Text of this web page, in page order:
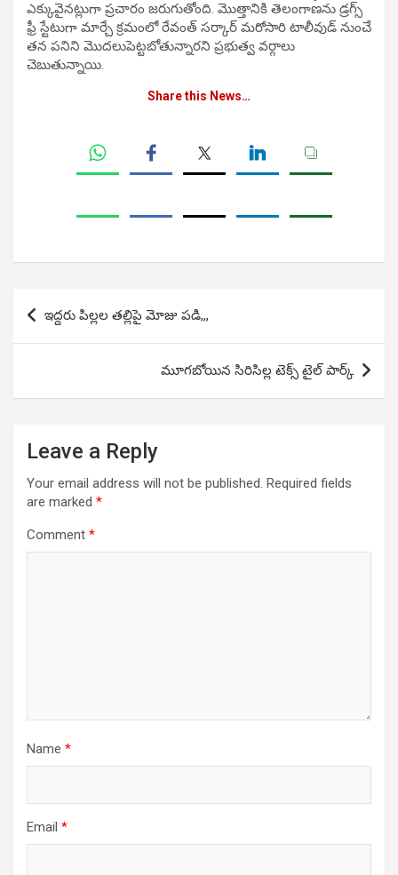
ఎక్కువైనట్లుగా ప్రచారం జరుగుతోంది. మొత్తానికి తెలంగాణను డ్రగ్స్
ఫ్రీ స్టేటుగా మార్చే క్రమంలో రేవంత్ సర్కార్ మరోసారి టాలీవుడ్ నుంచే
తన పనిని మొదలుపెట్టబోతున్నారని ప్రభుత్వ వర్గాలు
చెబుతున్నాయి.
Share this News…
Post
navigation
ఇద్దరు పిల్లల తల్లిపై మోజు పడి,,,
మూగబోయిన సిరిసిల్ల టెక్స్ టైల్ పార్క్
Leave a Reply
Your email address will not be published. Required fields
are marked *
Comment *
Name *
Email *